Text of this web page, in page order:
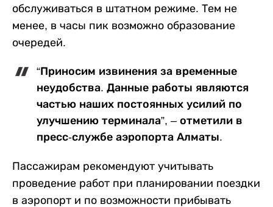
обслуживаться в штатном режиме. Тем не
менее, в часы пик возможно образование
очередей.
“Приносим извинения за временные
неудобства. Данные работы являются
частью наших постоянных усилий по
улучшению терминала”, – отметили в
пресс-службе аэропорта Алматы.
Пассажирам рекомендуют учитывать
проведение работ при планировании поездки
в аэропорт и по возможности прибывать